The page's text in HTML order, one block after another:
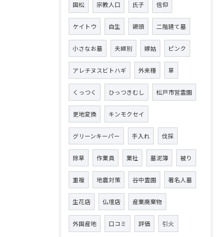
国松 宗教人口 氏子 信仰
ケイトウ 自生 鶏頭 二階建て墓
小さなお墓 夫婦別 嫁姑 ピンク
アレチヌスビトハギ 外来種 草
くっつく ひっつきむし 松戸市営霊園
更地変換 キンモクセイ
グリーンキーパー 手入れ 伐採
除草 作業員 業社 墓泥簿 被り
重複 地震対策 谷中霊園 著名人墓
生花店 仏壇店 産業廃棄物
外国産地 口コミ 評価 引火